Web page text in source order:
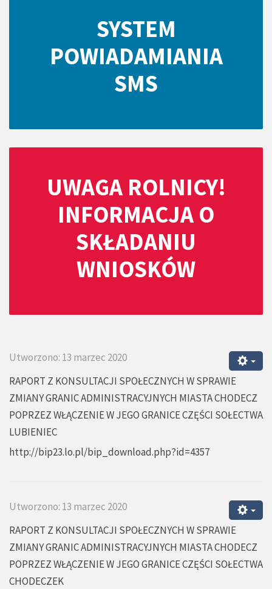
SYSTEM
POWIADAMIANIA
SMS
UWAGA ROLNICY!
INFORMACJA O
SKŁADANIU
WNIOSKÓW
Utworzono: 13 marzec 2020
RAPORT Z KONSULTACJI SPOŁECZNYCH W SPRAWIE
ZMIANY GRANIC ADMINISTRACYJNYCH MIASTA CHODECZ
POPRZEZ WŁĄCZENIE W JEGO GRANICE CZĘŚCI SOŁECTWA
LUBIENIEC
http://bip23.lo.pl/bip_download.php?id=4357
Utworzono: 13 marzec 2020
RAPORT Z KONSULTACJI SPOŁECZNYCH W SPRAWIE
ZMIANY GRANIC ADMINISTRACYJNYCH MIASTA CHODECZ
POPRZEZ WŁĄCZENIE W JEGO GRANICE CZĘŚCI SOŁECTWA
CHODECZEK